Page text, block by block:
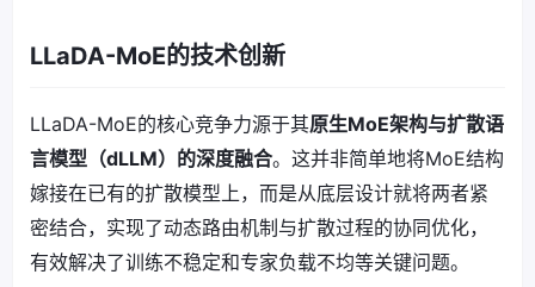
LLaDA-MoE的技术创新
LLaDA-MoE的核心竞争力源于其原生MoE架构与扩散语
言模型（dLLM）的深度融合。这并非简单地将MoE结构
嫁接在已有的扩散模型上，而是从底层设计就将两者紧
密结合，实现了动态路由机制与扩散过程的协同优化，
有效解决了训练不稳定和专家负载不均等关键问题。